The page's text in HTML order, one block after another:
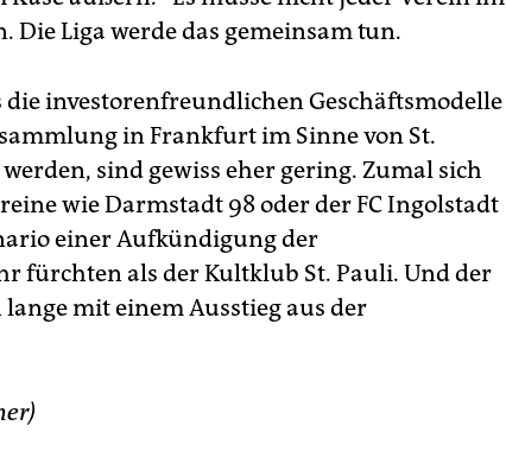
Die Liga werde das gemeinsam tun.
die investorenfreundlichen Geschäftsmodelle
in Frankfurt im Sinne von St.
sind gewiss eher gering. Zumal sich
wie Darmstadt 98 oder der FC Ingolstadt
einer Aufkündigung der
fürchten als der Kultklub St. Pauli. Und der
lange mit einem Ausstieg aus der